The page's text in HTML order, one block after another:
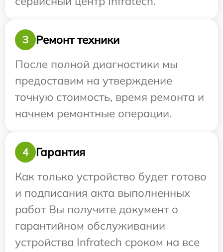
3
Ремонт техники
После полной диагностики мы
предоставим на утверждение
точную стоимость, время ремонта и
начнем ремонтные операции.
4
Гарантия
Как только устройство будет готово
и подписания акта выполненных
работ Вы получите документ о
гарантийном обслуживании
устройства Infratech сроком на все